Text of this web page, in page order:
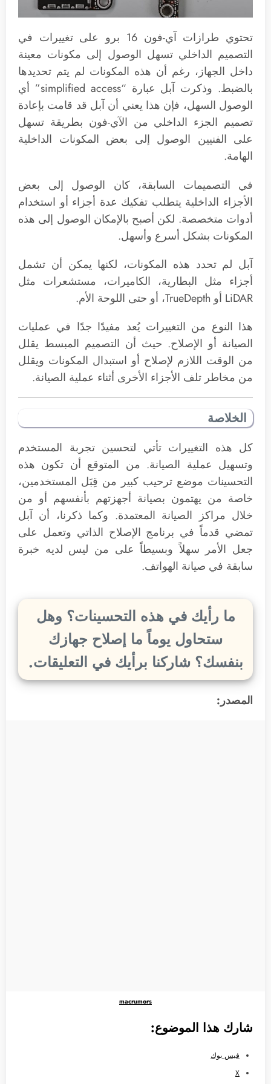
تحتوي طرازات آي-فون 16 برو على تغييرات في
التصميم الداخلي تسهل الوصول إلى مكونات معينة
داخل الجهاز، رغم أن هذه المكونات لم يتم تحديدها
بالضبط. وذكرت آبل عبارة “simplified access” أي
الوصول السهل، فإن هذا يعني أن آبل قد قامت بإعادة
تصميم الجزء الداخلي من الآي-فون بطريقة تسهل
على الفنيين الوصول إلى بعض المكونات الداخلية
الهامة.
في التصميمات السابقة، كان الوصول إلى بعض
الأجزاء الداخلية يتطلب تفكيك عدة أجزاء أو استخدام
أدوات متخصصة. لكن أصبح بالإمكان الوصول إلى هذه
المكونات بشكل أسرع وأسهل.
آبل لم تحدد هذه المكونات، لكنها يمكن أن تشمل
أجزاء مثل البطارية، الكاميرات، مستشعرات مثل
LiDAR أو TrueDepth، أو حتى اللوحة الأم.
هذا النوع من التغييرات يُعد مفيدًا جدًا في عمليات
الصيانة أو الإصلاح. حيث أن التصميم المبسط يقلل
من الوقت اللازم لإصلاح أو استبدال المكونات ويقلل
من مخاطر تلف الأجزاء الأخرى أثناء عملية الصيانة.
الخلاصة
كل هذه التغييرات تأتي لتحسين تجربة المستخدم
وتسهيل عملية الصيانة. من المتوقع أن تكون هذه
التحسينات موضع ترحيب كبير من قِبَل المستخدمين،
خاصة من يهتمون بصيانة أجهزتهم بأنفسهم أو من
خلال مراكز الصيانة المعتمدة. وكما ذكرنا، أن آبل
تمضي قدماً في برنامج الإصلاح الذاتي وتعمل على
جعل الأمر سهلاً وبسيطاً على من ليس لديه خبرة
سابقة في صيانة الهواتف.
ما رأيك في هذه التحسينات؟ وهل
ستحاول يوماً ما إصلاح جهازك
بنفسك؟ شاركنا برأيك في التعليقات.
المصدر:
macrumors
شارك هذا الموضوع:
فيس بوك
X